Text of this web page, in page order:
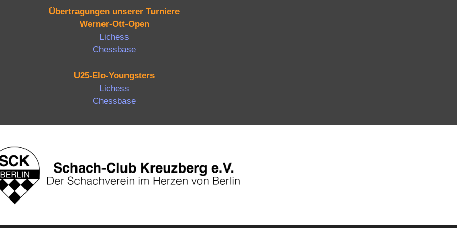
Übertragungen unserer Turniere
Werner-Ott-Open
Lichess
Chessbase
U25-Elo-Youngsters
Lichess
Chessbase